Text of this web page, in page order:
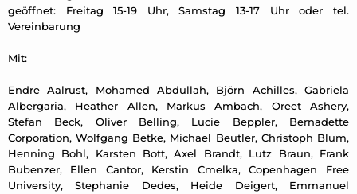
geöffnet: Freitag 15-19 Uhr, Samstag 13-17 Uhr oder tel.
Vereinbarung
Mit:
Endre Aalrust, Mohamed Abdullah, Björn Achilles, Gabriela
Albergaria, Heather Allen, Markus Ambach, Oreet Ashery,
Stefan Beck, Oliver Belling, Lucie Beppler, Bernadette
Corporation, Wolfgang Betke, Michael Beutler, Christoph Blum,
Henning Bohl, Karsten Bott, Axel Brandt, Lutz Braun, Frank
Bubenzer, Ellen Cantor, Kerstin Cmelka, Copenhagen Free
University, Stephanie Dedes, Heide Deigert, Emmanuel